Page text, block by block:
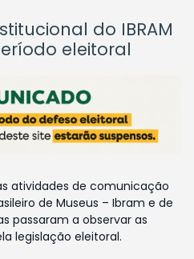
do IBRAM
eleitoral
atividades de comunicação
de Museus – Ibram e de
passaram a observar as
legislação eleitoral.